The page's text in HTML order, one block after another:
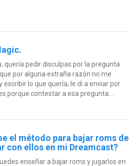
quería pedir disculpas por la pregunta
por alguna extraña razón no me
escribir lo que quería, le di a enviar por
porque contestar a esa pregunta....
el método para bajar roms de
con ellos en mi Dreamcast?
enseñar a bajar roms y jugarlos en